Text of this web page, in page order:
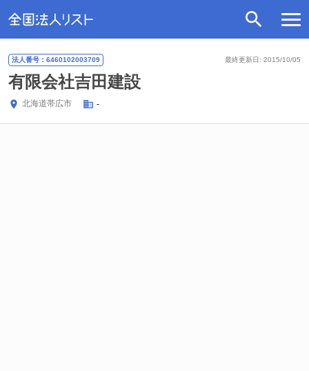
最終更新日: 2015/10/05
法人番号：6460102003709
有限会社吉田建設
北海道帯広市 -